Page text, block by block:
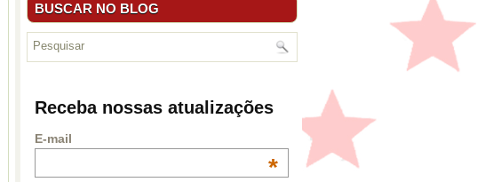
BUSCAR NO BLOG
Receba nossas atualizações
E-mail
*